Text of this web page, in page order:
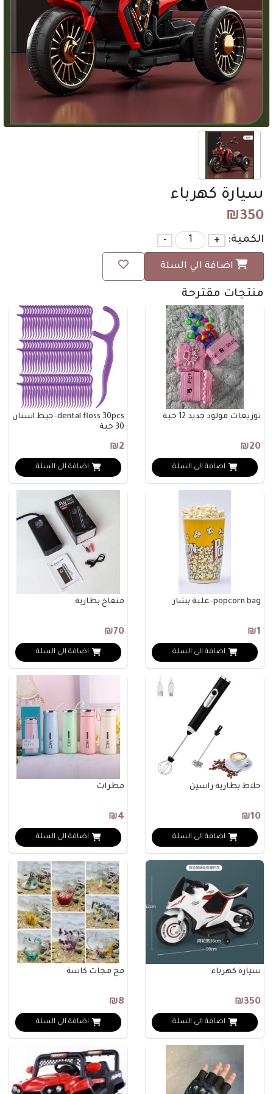
سيارة كهرباء
₪350
الكمية: +
-
اضافة الي السلة
منتجات مقترحة
توزيعات مولود جديد 12 حبة
₪20
اضافة الي السلة
dental floss 30pcs-خيط أسنان
30 حبة
₪2
اضافة الي السلة
popcorn bag-علبة بشار
₪1
اضافة الي السلة
منفاخ بطارية
₪70
اضافة الي السلة
خلاط بطارية رأسين
₪10
اضافة الي السلة
مطرات
₪4
اضافة الي السلة
سيارة كهرباء
₪350
اضافة الي السلة
مج مجات كاسة
₪8
اضافة الي السلة